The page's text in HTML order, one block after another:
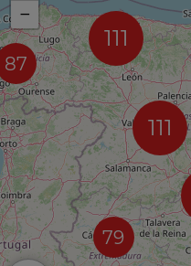
87
111
111
79
−